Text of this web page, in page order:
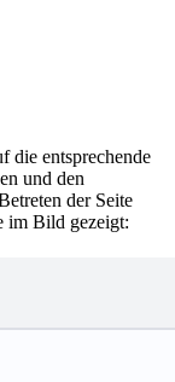
die entsprechende
und den
der Seite
im Bild gezeigt: